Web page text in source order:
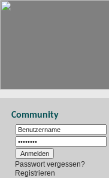
Community
Passwort vergessen?
Registrieren